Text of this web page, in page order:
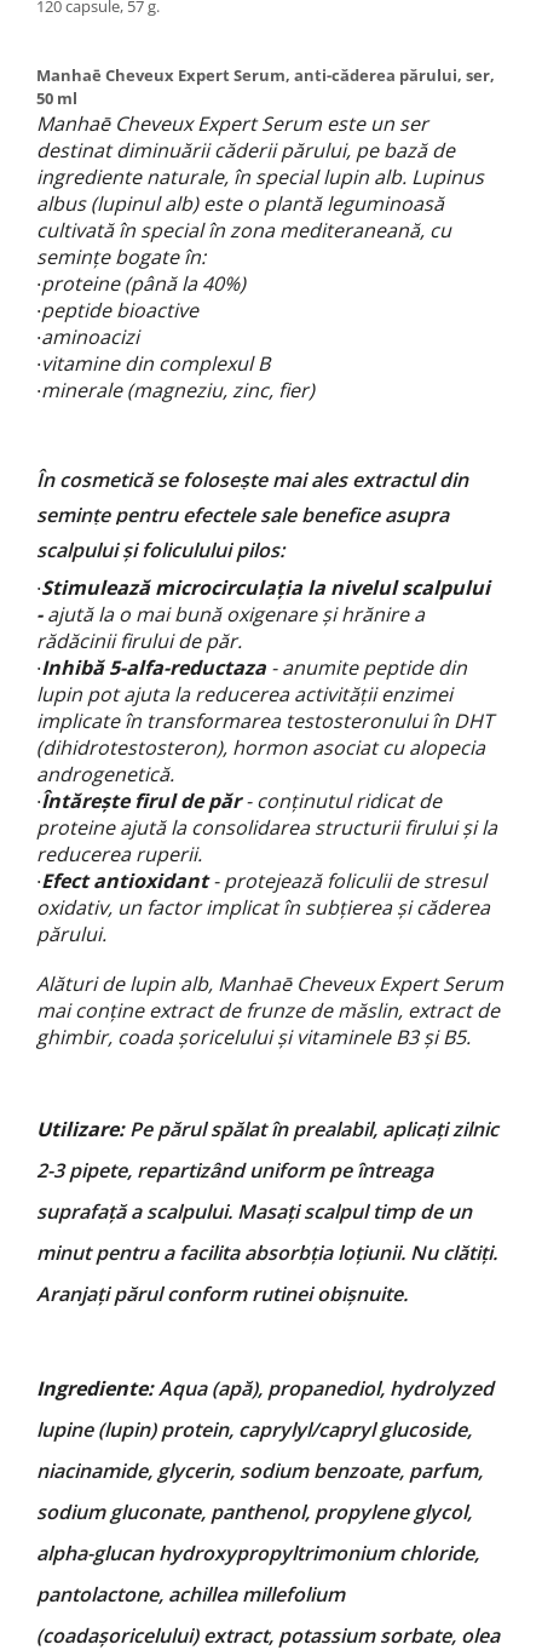
120 capsule, 57 g.
Manhaē Cheveux Expert Serum, anti-căderea părului, ser,
50 ml
ManhaēCheveux Expert Serum este un ser
destinat diminuării căderii părului, pe bază de
ingrediente naturale, în special lupin alb. Lupinus
albus (lupinul alb) este o plantă leguminoasă
cultivată în special în zona mediteraneană, cu
semințe bogate în:
·proteine (până la 40%)
·peptide bioactive
·aminoacizi
·vitamine din complexul B
·minerale (magneziu, zinc, fier)
În cosmetică se folosește mai ales extractul din
semințe pentruefectele sale benefice asupra
scalpului și foliculului pilos:
·Stimulează microcirculația la nivelul scalpului
-ajută la o mai bună oxigenare și hrănire a
rădăcinii firului de păr.
·Inhibă 5-alfa-reductaza - anumite peptide din
lupin pot ajuta la reducerea activității enzimei
implicate în transformarea testosteronului în DHT
(dihidrotestosteron), hormon asociat cu alopecia
androgenetică.
·Întărește firul de păr- conținutul ridicat de
proteine ajută la consolidarea structurii firului și la
reducerea ruperii.
·Efect antioxidant- protejează foliculii de stresul
oxidativ, un factor implicat în subțierea și căderea
părului.
Alături de lupin alb, ManhaēCheveux Expert Serum
mai conține extract de frunze de măslin, extract de
ghimbir, coada șoricelului și vitaminele B3 și B5.
Utilizare:Pe părul spălat în prealabil, aplicați zilnic
2-3 pipete, repartizând uniform peîntreaga
suprafață a scalpului. Masați scalpul timp de un
minut pentru a facilita absorbțialoțiunii. Nu clătiți.
Aranjați părul conform rutinei obișnuite.
Ingrediente:Aqua (apă), propanediol, hydrolyzed
lupine (lupin) protein, caprylyl/capryl glucoside,
niacinamide, glycerin, sodium benzoate, parfum,
sodium gluconate, panthenol, propylene glycol,
alpha-glucan hydroxypropyltrimonium chloride,
pantolactone, achillea millefolium
(coadașoricelului) extract, potassium sorbate, olea